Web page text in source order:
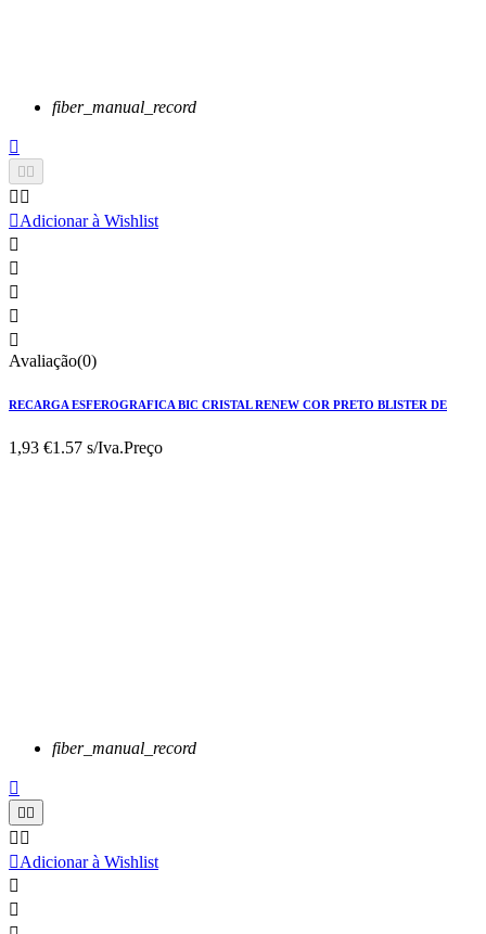
fiber_manual_record


 
Adicionar à Wishlist





Avaliação(0)
RECARGA ESFEROGRAFICA BIC CRISTAL RENEW COR PRETO BLISTER DE
1,93 €1.57 s/Iva.Preço
fiber_manual_record


 
Adicionar à Wishlist

